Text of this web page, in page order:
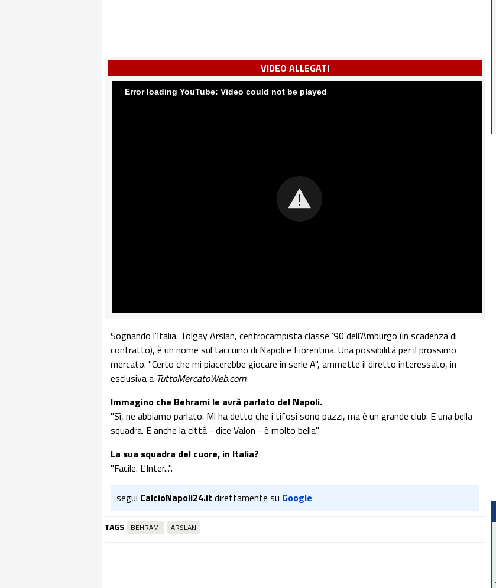
VIDEO ALLEGATI
Sognando l'Italia. Tolgay Arslan, centrocampista classe '90 dell'Amburgo (in scadenza di
contratto), è un nome sul taccuino di Napoli e Fiorentina. Una possibilità per il prossimo
mercato. "Certo che mi piacerebbe giocare in serie A", ammette il diretto interessato, in
esclusiva a TuttoMercatoWeb.com.
Immagino che Behrami le avrà parlato del Napoli.
"Sì, ne abbiamo parlato. Mi ha detto che i tifosi sono pazzi, ma è un grande club. E una bella
squadra. E anche la città - dice Valon - è molto bella".
La sua squadra del cuore, in Italia?
"Facile. L'Inter...".
segui CalcioNapoli24.it direttamente su Google
TAGS BEHRAMI ARSLAN